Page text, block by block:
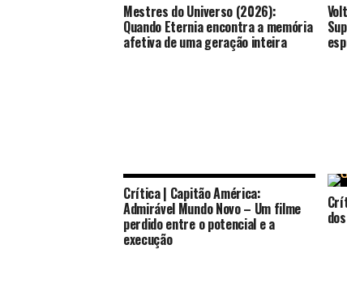
Mestres do Universo (2026):
Quando Eternia encontra a memória
afetiva de uma geração inteira
Crítica | Capitão América:
Admirável Mundo Novo – Um filme
perdido entre o potencial e a
execução